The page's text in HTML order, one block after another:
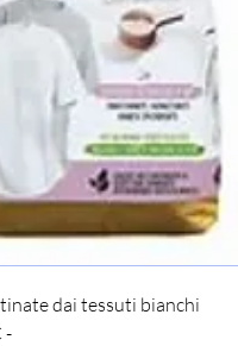
dai tessuti bianchi
-